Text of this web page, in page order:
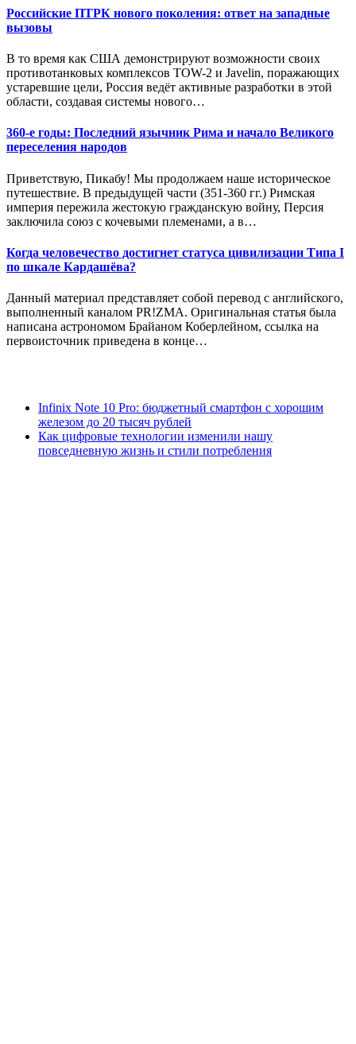
Российские ПТРК нового поколения: ответ на западные
вызовы
В то время как США демонстрируют возможности своих
противотанковых комплексов TOW-2 и Javelin, поражающих
устаревшие цели, Россия ведёт активные разработки в этой
области, создавая системы нового…
360-е годы: Последний язычник Рима и начало Великого
переселения народов
Приветствую, Пикабу! Мы продолжаем наше историческое
путешествие. В предыдущей части (351-360 гг.) Римская
империя пережила жестокую гражданскую войну, Персия
заключила союз с кочевыми племенами, а в…
Когда человечество достигнет статуса цивилизации Типа I
по шкале Кардашёва?
Данный материал представляет собой перевод с английского,
выполненный каналом PR!ZMA. Оригинальная статья была
написана астрономом Брайаном Коберлейном, ссылка на
первоисточник приведена в конце…
Infinix Note 10 Pro: бюджетный смартфон с хорошим
железом до 20 тысяч рублей
Как цифровые технологии изменили нашу
повседневную жизнь и стили потребления